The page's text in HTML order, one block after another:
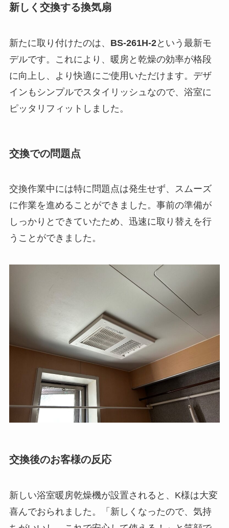
新しく交換する換気扇
新たに取り付けたのは、 BS-261H-2という最新モ
デルです。これにより、暖房と乾燥の効率が格段
に向上し、より快適にご使用いただけます。デザ
インもシンプルでスタイリッシュなので、浴室に
ピッタリフィットしました。
交換での問題点
交換作業中には特に問題点は発生せず、スムーズ
に作業を進めることができました。事前の準備が
しっかりとできていたため、迅速に取り替えを行
うことができました。
交換後のお客様の反応
新しい浴室暖房乾燥機が設置されると、K様は大変
喜んでおられました。「新しくなったので、気持